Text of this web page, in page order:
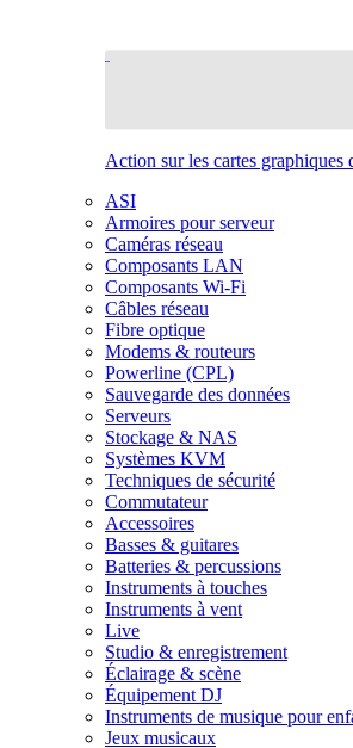
Action sur les cartes graphiques
ASI
Armoires pour serveur
Caméras réseau
Composants LAN
Composants Wi-Fi
Câbles réseau
Fibre optique
Modems & routeurs
Powerline (CPL)
Sauvegarde des données
Serveurs
Stockage & NAS
Systèmes KVM
Techniques de sécurité
Commutateur
Accessoires
Basses & guitares
Batteries & percussions
Instruments à touches
Instruments à vent
Live
Studio & enregistrement
Éclairage & scène
Équipement DJ
Instruments de musique pour
Jeux musicaux